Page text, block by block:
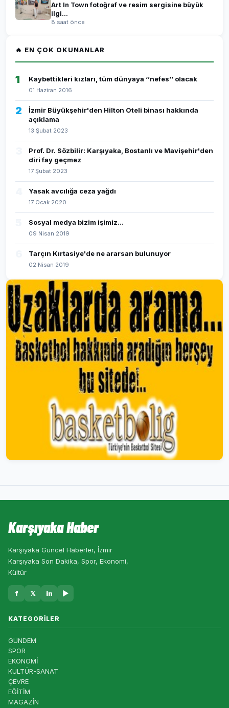
Art In Town fotoğraf ve resim sergisine büyük
ilgi...
8 saat önce
🔥 EN ÇOK OKUNANLAR
1 Kaybettikleri kızları, tüm dünyaya ‘’nefes’’ olacak
01 Haziran 2016
2
İzmir Büyükşehir'den Hilton Oteli binası hakkında
açıklama
13 Şubat 2023
Prof. Dr. Sözbilir: Karşıyaka, Bostanlı ve Mavişehir'den
diri fay geçmez
17 Şubat 2023
Yasak avcılığa ceza yağdı
17 Ocak 2020
Sosyal medya bizim işimiz...
09 Nisan 2019
Tarçın Kırtasiye'de ne ararsan bulunuyor
02 Nisan 2019
Karşıyaka Haber
Karşıyaka Güncel Haberler, İzmir
Karşıyaka Son Dakika, Spor, Ekonomi,
Kültür
f 𝕏 in ▶
KATEGORILER
GÜNDEM
SPOR
EKONOMİ
KÜLTÜR-SANAT
ÇEVRE
EĞİTİM
MAGAZİN